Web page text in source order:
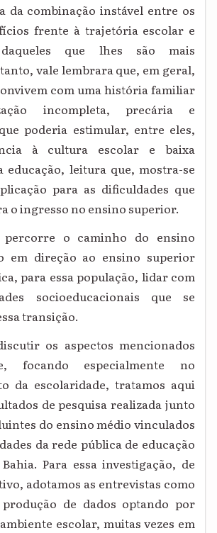
da combinação instável entre os
frente à trajetória escolar e
que lhes são mais
vale lembrara que, em geral,
com uma história familiar
incompleta, precária e
poderia estimular, entre eles,
à cultura escolar e baixa
educação, leitura que, mostra-se
para as dificuldades que
o ingresso no ensino superior.
percorre o caminho do ensino
em direção ao ensino superior
para essa população, lidar com
socioeducacionais que se
transição.
os aspectos mencionados
focando especialmente no
da escolaridade, tratamos aqui
de pesquisa realizada junto
do ensino médio vinculados
da rede pública de educação
Para essa investigação, de
adotamos as entrevistas como
de dados optando por
escolar, muitas vezes em